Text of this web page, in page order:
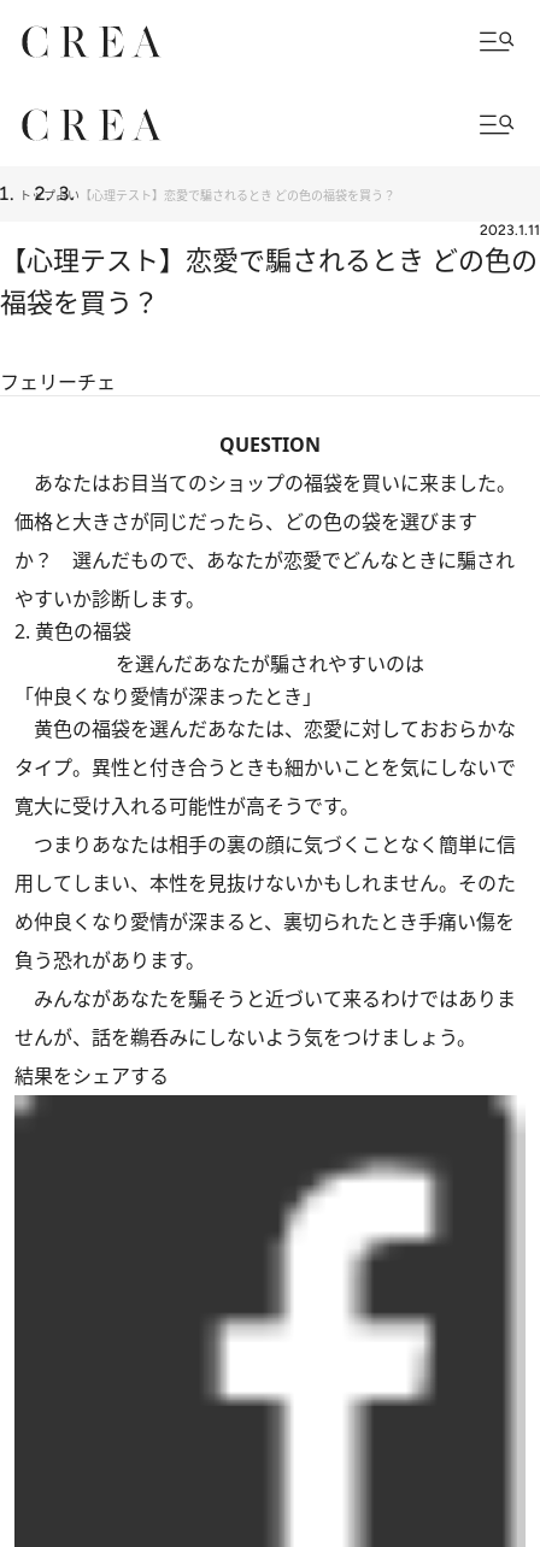
トップ占い 【心理テスト】恋愛で騙されるとき どの色の福袋を買う？
2023.1.11
【心理テスト】恋愛で騙されるとき どの色の
福袋を買う？
フェリーチェ
QUESTION
あなたはお目当てのショップの福袋を買いに来ました。
価格と大きさが同じだったら、どの色の袋を選びます
か？ 選んだもので、あなたが恋愛でどんなときに騙され
やすいか診断します。
2. 黄色の福袋
を選んだあなたが騙されやすいのは
「仲良くなり愛情が深まったとき」
黄色の福袋を選んだあなたは、恋愛に対しておおらかな
タイプ。異性と付き合うときも細かいことを気にしないで
寛大に受け入れる可能性が高そうです。
つまりあなたは相手の裏の顔に気づくことなく簡単に信
用してしまい、本性を見抜けないかもしれません。そのた
め仲良くなり愛情が深まると、裏切られたとき手痛い傷を
負う恐れがあります。
みんながあなたを騙そうと近づいて来るわけではありま
せんが、話を鵜呑みにしないよう気をつけましょう。
結果をシェアする